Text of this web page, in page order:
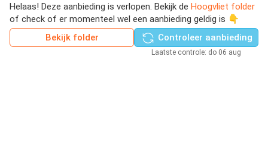
Helaas! Deze aanbieding is verlopen. Bekijk de Hoogvliet folder
of check of er momenteel wel een aanbieding geldig is 👇
Bekijk folder
Controleer aanbieding
Laatste controle: do 06 aug